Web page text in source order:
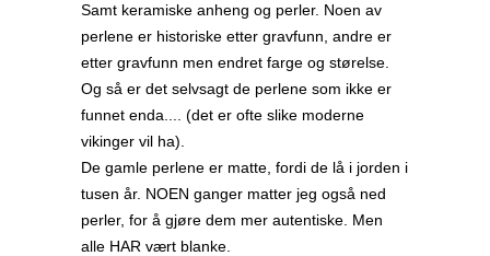
Samt keramiske anheng og perler. Noen av
perlene er historiske etter gravfunn, andre er
etter gravfunn men endret farge og størelse.
Og så er det selvsagt de perlene som ikke er
funnet enda.... (det er ofte slike moderne
vikinger vil ha).
De gamle perlene er matte, fordi de lå i jorden i
tusen år. NOEN ganger matter jeg også ned
perler, for å gjøre dem mer autentiske. Men
alle HAR vært blanke.